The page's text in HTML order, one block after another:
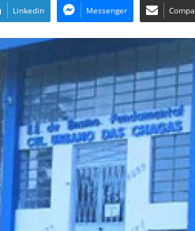
Linkedin Messenger